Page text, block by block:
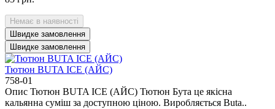
Немає в наявності
Швидке замовлення
Швидке замовлення
Тютюн BUTA ICE (АЙС)
758-01
Опис Тютюн BUTA ICE (АЙС) Тютюн Бута це якісна
кальянна суміш за доступною ціною. Виробляється Buta..